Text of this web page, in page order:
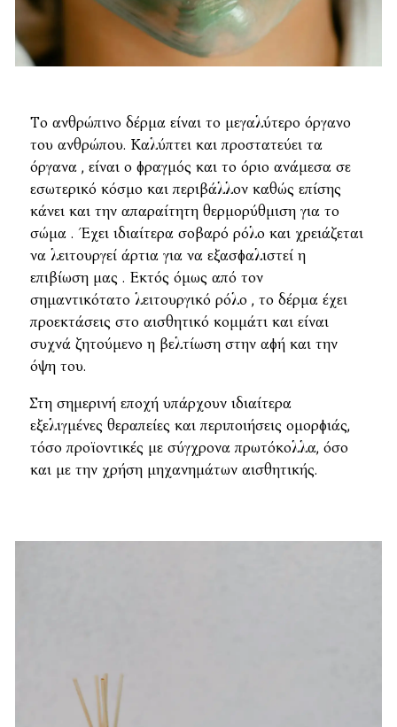
Το ανθρώπινο δέρμα είναι το μεγαλύτερο όργανο
του ανθρώπου. Καλύπτει και προστατεύει τα
όργανα , είναι ο φραγμός και το όριο ανάμεσα σε
εσωτερικό κόσμο και περιβάλλον καθώς επίσης
κάνει και την απαραίτητη θερμορύθμιση για το
σώμα . Έχει ιδιαίτερα σοβαρό ρόλο και χρειάζεται
να λειτουργεί άρτια για να εξασφαλιστεί η
επιβίωση μας . Εκτός όμως από τον
σημαντικότατο λειτουργικό ρόλο , το δέρμα έχει
προεκτάσεις στο αισθητικό κομμάτι και είναι
συχνά ζητούμενο η βελτίωση στην αφή και την
όψη του.
Στη σημερινή εποχή υπάρχουν ιδιαίτερα
εξελιγμένες θεραπείες και περιποιήσεις ομορφιάς,
τόσο προϊοντικές με σύγχρονα πρωτόκολλα, όσο
και με την χρήση μηχανημάτων αισθητικής.